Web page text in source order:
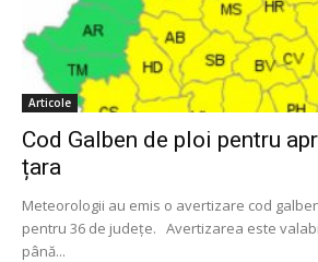
Articole
Cod Galben de ploi pentru
țara
Meteorologii au emis o avertizare cod
pentru 36 de judeţe. Avertizarea este
până...